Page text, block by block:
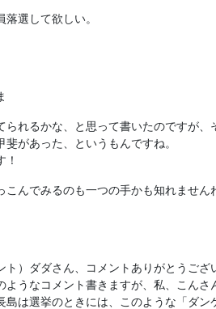
選して欲しい。
られるかな、と思って書いたのですが、
があった、というもんですね。
んでみるのも一つの手かも知れません
ト）ダダさん、コメントありがとうご
ようなコメント書きますが、私、こんさ
島は選挙のときには、このような「ダン